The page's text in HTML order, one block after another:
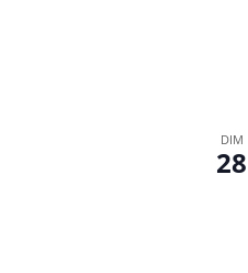
DIM
28